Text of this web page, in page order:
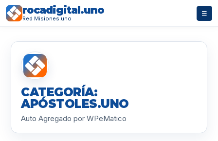
rocadigital.uno
Red Misiones.uno
☰
CATEGORÍA:
APÓSTOLES.UNO
Auto Agregado por WPeMatico